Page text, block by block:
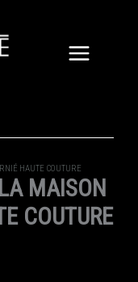
HAUTE COUTURE
MAISON
COUTURE